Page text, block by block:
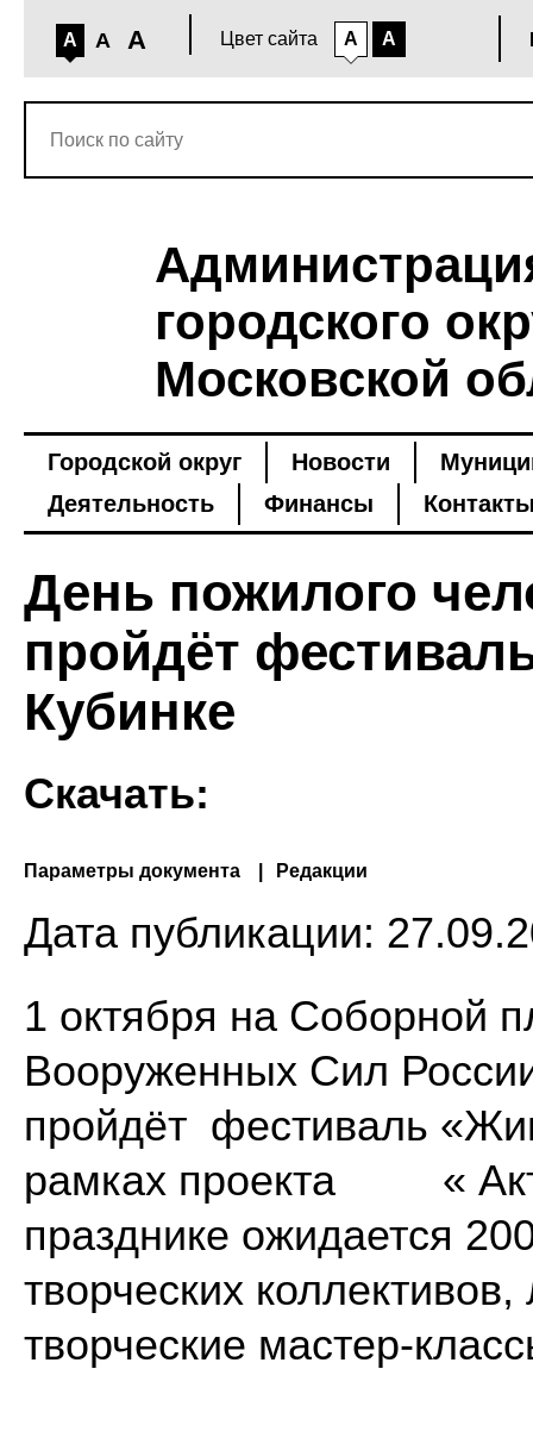
A A A Цвет сайта A A
городского
Московской
Городской округ Новости
Деятельность
Финансы
День пожилого
пройдёт
Кубинке
Скачать:
Параметры документа Редакции
Дата публикации:
1 октября на Соборной
Вооруженных Сил
пройдёт фестиваль
рамках проекта «
празднике ожидается
творческих
творческие мастер-